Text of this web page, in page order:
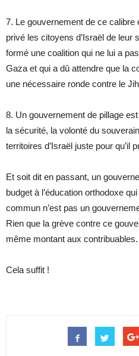
7. Le gouvernement de ce calibre
privé les citoyens d’Israël de leur
formé une coalition qui ne lui a
Gaza et qui a dû attendre que la
une nécessaire ronde contre le
8. Un gouvernement de pillage
la sécurité, la volonté du
territoires d’Israël juste pour qu’il
Et soit dit en passant, un
budget à l’éducation orthodoxe
commun n’est pas un
Rien que la grève contre ce
même montant aux contribuables.
Cela suffit !